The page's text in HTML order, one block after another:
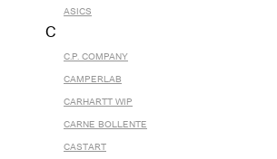
ASICS
C
C.P. COMPANY
CAMPERLAB
CARHARTT WIP
CARNE BOLLENTE
CASTART